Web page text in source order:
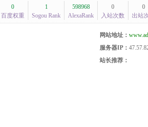
0
百度权重
1
Sogou Rank
598968
AlexaRank
0
入站次数
0
出站
网站地址：
服务器IP：
站长推荐：